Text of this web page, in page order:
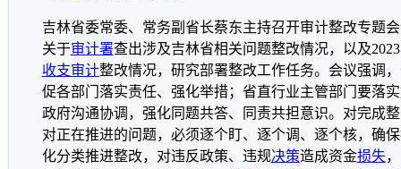
吉林省委常委、常务副省长蔡东主持召开审计整改专题
关于审计署查出涉及吉林省相关问题整改情况，以及
收支审计整改情况，研究部署整改工作任务。会议强调
促各部门落实责任、强化举措；省直行业主管部门要落
政府沟通协调，强化同题共答、同责共担意识。对完成
对正在推进的问题，必须逐个盯、逐个调、逐个核，确
化分类推进整改，对违反政策、违规决策造成资金损失